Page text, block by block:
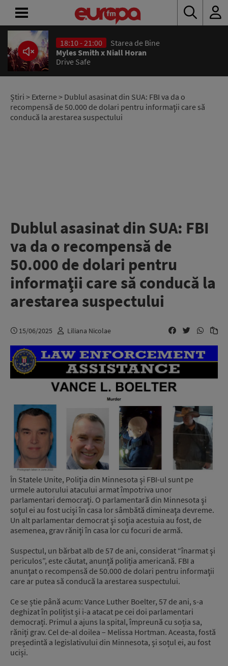
18:10 - 21:00
Starea de Bine
Myles Smith x Niall Horan
Drive Safe
Știri > Externe> Dublul asasinat din SUA: FBI va da o
recompensă de 50.000 de dolari pentru informaţii care să
conducă la arestarea suspectului
Dublul asasinat din SUA: FBI
va da o recompensă de
50.000 de dolari pentru
informaţii care să conducă la
arestarea suspectului
15/06/2025 Liliana Nicolae
În Statele Unite, Poliţia din Minnesota şi FBI-ul sunt pe
urmele autorului atacului armat împotriva unor
parlamentari democraţi. O parlamentară din Minnesota şi
soţul ei au fost ucişi în casa lor sâmbătă dimineaţa devreme.
Un alt parlamentar democrat şi soţia acestuia au fost, de
asemenea, grav răniţi în casa lor cu focuri de armă.
Suspectul, un bărbat alb de 57 de ani, considerat “înarmat şi
periculos”, este căutat, anunță poliția americană. FBI a
anunţat o recompensă de 50.000 de dolari pentru informaţii
care ar putea să conducă la arestarea suspectului.
Ce se știe până acum: Vance Luther Boelter, 57 de ani, s-a
deghizat în polițist și i-a atacat pe cei doi parlamentari
democrați. Primul a ajuns la spital, împreună cu soția sa,
răniți grav. Cel de-al doilea – Melissa Hortman. Aceasta, fostă
președintă a legislativului din Minnesota, și soțul ei, au fost
uciși.
ACASĂ
ȘTIRI
RADIO
CONCURSURI